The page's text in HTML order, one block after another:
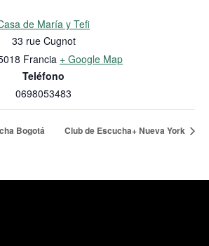
de María y Tefi
33 rue Cugnot
Francia + Google Map
Teléfono
0698053483
Bogotá Club de Escucha+ Nueva York